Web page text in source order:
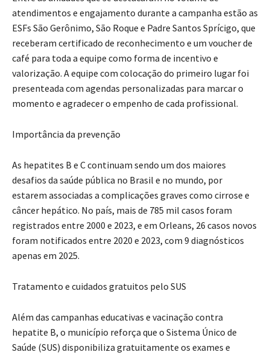
atendimentos e engajamento durante a campanha estão as
ESFs São Gerônimo, São Roque e Padre Santos Sprícigo, que
receberam certificado de reconhecimento e um voucher de
café para toda a equipe como forma de incentivo e
valorização. A equipe com colocação do primeiro lugar foi
presenteada com agendas personalizadas para marcar o
momento e agradecer o empenho de cada profissional.
Importância da prevenção
As hepatites B e C continuam sendo um dos maiores
desafios da saúde pública no Brasil e no mundo, por
estarem associadas a complicações graves como cirrose e
câncer hepático. No país, mais de 785 mil casos foram
registrados entre 2000 e 2023, e em Orleans, 26 casos novos
foram notificados entre 2020 e 2023, com 9 diagnósticos
apenas em 2025.
Tratamento e cuidados gratuitos pelo SUS
Além das campanhas educativas e vacinação contra
hepatite B, o município reforça que o Sistema Único de
Saúde (SUS) disponibiliza gratuitamente os exames e